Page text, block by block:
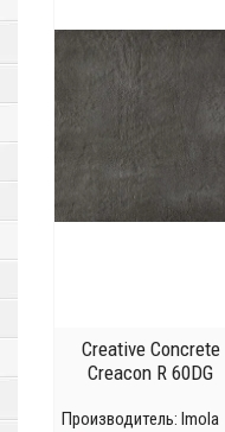
Creative Concrete
Creacon R 60DG
Производитель: Imola